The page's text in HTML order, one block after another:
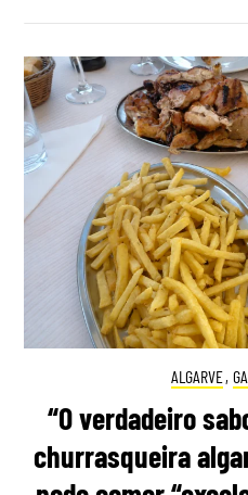
ALGARVE,
“O verdadeiro
churrasqueira